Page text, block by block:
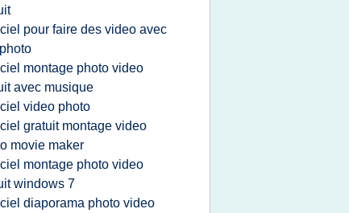
pour faire des video avec
montage photo video
avec musique
video photo
gratuit montage video
movie maker
montage photo video
windows 7
diaporama photo video